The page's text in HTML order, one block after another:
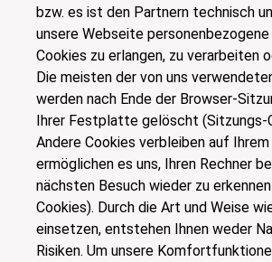
bzw. es ist den Partnern technisch
unsere Webseite
Cookies zu erlangen, zu verarbeiten
Die meisten der von uns
werden nach Ende der Browser-
Ihrer Festplatte gelöscht (Sitzungs-
Andere Cookies verbleiben auf
ermöglichen es uns, Ihren Rechner
nächsten Besuch wieder zu
Cookies). Durch die Art und Weise
einsetzen, entstehen Ihnen weder
Risiken. Um unsere